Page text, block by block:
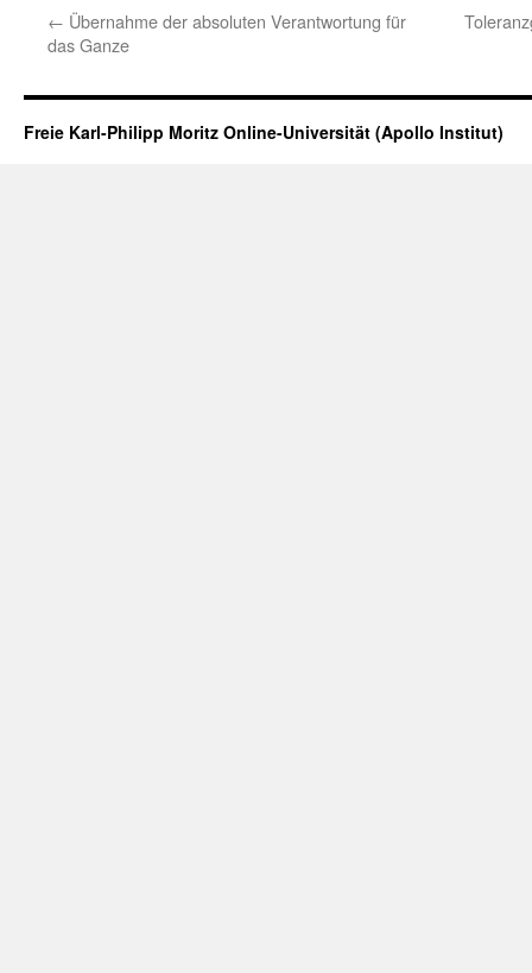
← Übernahme der absoluten Verantwortung für
das Ganze
Freie Karl-Philipp Moritz Online-Universität (Apollo Institut)